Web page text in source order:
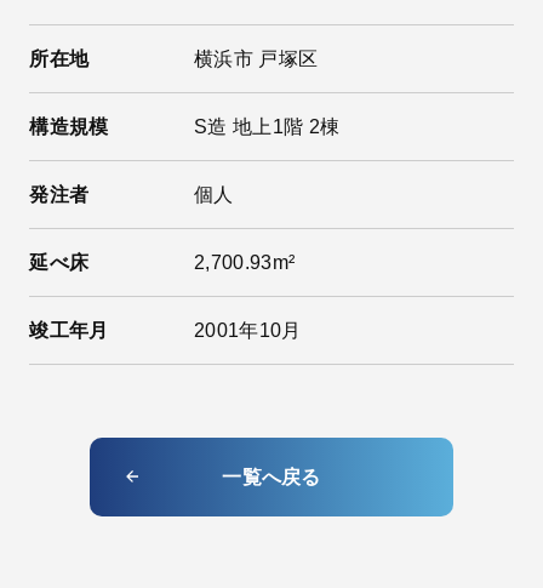
所在地 横浜市 戸塚区
構造規模 S造 地上1階 2棟
発注者 個人
延べ床 2,700.93m²
竣工年月 2001年10月
一覧へ戻る